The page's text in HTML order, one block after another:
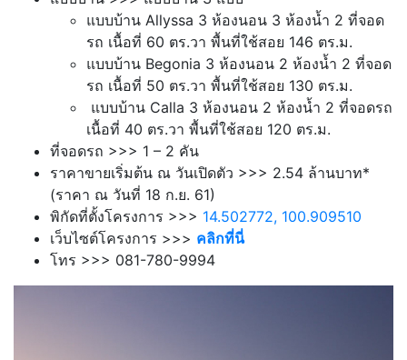
แบบบ้าน Allyssa 3 ห้องนอน 3 ห้องน้ำ 2 ที่จอด
รถ เนื้อที่ 60 ตร.วา พื้นที่ใช้สอย 146 ตร.ม.
แบบบ้าน Begonia 3 ห้องนอน 2 ห้องน้ำ 2 ที่จอด
รถ เนื้อที่ 50 ตร.วา พื้นที่ใช้สอย 130 ตร.ม.
แบบบ้าน Calla 3 ห้องนอน 2 ห้องน้ำ 2 ที่จอดรถ
เนื้อที่ 40 ตร.วา พื้นที่ใช้สอย 120 ตร.ม.
ที่จอดรถ >>> 1 – 2 คัน
ราคาขายเริ่มต้น ณ วันเปิดตัว >>> 2.54 ล้านบาท*
(ราคา ณ วันที่ 18 ก.ย. 61)
พิกัดที่ตั้งโครงการ >>> 14.502772, 100.909510
เว็บไซต์โครงการ >>> คลิกที่นี่
โทร >>> 081-780-9994